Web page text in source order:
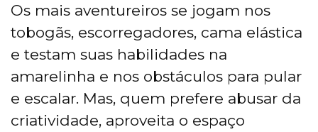
Os mais aventureiros se jogam nos
tobogãs, escorregadores, cama elástica
e testam suas habilidades na
amarelinha e nos obstáculos para pular
e escalar. Mas, quem prefere abusar da
criatividade, aproveita o espaço